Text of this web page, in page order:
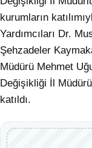
kurumların
Yardımcıları Dr.
Şehzadeler
Müdürü Mehmet
Değişikliği İl
katıldı.